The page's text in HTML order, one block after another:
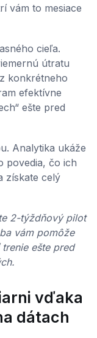
vám to mesiace
cieľa.
útratu
konkrétneho
efektívne
ešte pred
Analytika ukáže
povedia, čo ich
získate celý
2-týždňový pilot
vám pomôže
ešte pred
vďaka
dátach